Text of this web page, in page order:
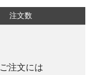
注文数
ご注文には